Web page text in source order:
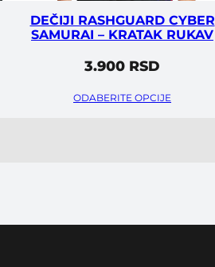
DEČIJI RASHGUARD CYBER
SAMURAI – KRATAK RUKAV
3.900 RSD
ODABERITE OPCIJE